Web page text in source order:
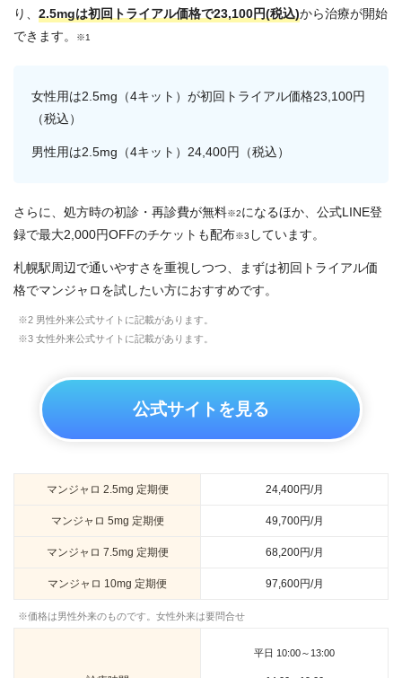
り、 2.5mgは初回トライアル価格で23,100円(税込)から治療が開始
できます。
※1
女性用は2.5mg（4キット）が初回トライアル価格23,100円
（税込）
男性用は2.5mg（4キット）24,400円（税込）
さらに、処方時の初診・再診費が無料※2になるほか、公式LINE登
録で最大2,000円OFFのチケットも配布※3 しています。
札幌駅周辺で通いやすさを重視しつつ、まずは初回トライアル価
格でマンジャロを試したい方におすすめです。
※2 男性外来公式サイトに記載があります。
※3 女性外来公式サイトに記載があります。
公式サイトを見る
マンジャロ 2.5mg 定期便 24,400円/月
マンジャロ 5mg 定期便 49,700円/月
マンジャロ 7.5mg 定期便 68,200円/月
マンジャロ 10mg 定期便 97,600円/月
※価格は男性外来のものです。女性外来は要問合せ
平日 10:00～13:00